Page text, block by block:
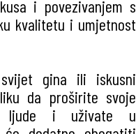
i povezivanjem s
kvalitetu i umjetnost
gina ili iskusni
da proširite svoje
ljude i uživate u